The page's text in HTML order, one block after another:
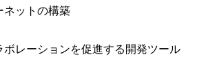
ネットの構築
ボレーションを促進する開発ツール